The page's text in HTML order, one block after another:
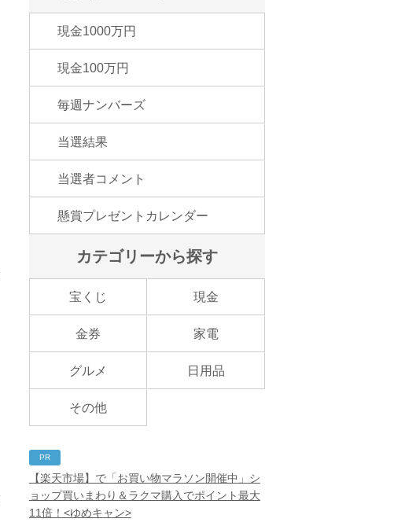
現金1000万円
現金100万円
毎週ナンバーズ
当選結果
当選者コメント
懸賞プレゼントカレンダー
カテゴリーから探す
宝くじ 現金
金券 家電
グルメ 日用品
その他
PR
【楽天市場】で「お買い物マラソン開催中」シ
ョップ買いまわり＆ラクマ購入でポイント最大
11倍！<ゆめキャン>